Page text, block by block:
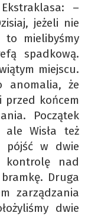
–
jeżeli nie
to mielibyśmy
spadkową.
miejscu.
anomalia, że
przed końcem
Początek
ale Wisła też
pójść w dwie
kontrolę nad
Druga
zarządzania
dwie